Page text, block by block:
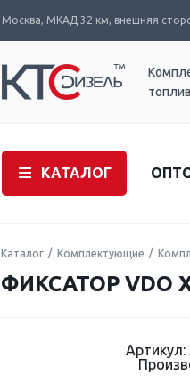
Москва, МКАД 32 км, внешняя
КАТАЛОГ
Каталог Комплектующие
ФИКСАТОР VDO
Артикул: